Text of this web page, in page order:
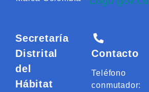
Secretaría
Distrital
del
Hábitat
Contacto
Teléfono
conmutador: